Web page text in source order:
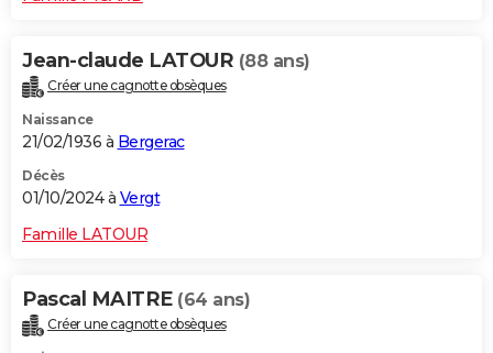
Jean-claude LATOUR (88 ans)
Créer une cagnotte obsèques
Naissance
21/02/1936 à Bergerac
Décès
01/10/2024 à Vergt
Famille LATOUR
Pascal MAITRE (64 ans)
Créer une cagnotte obsèques